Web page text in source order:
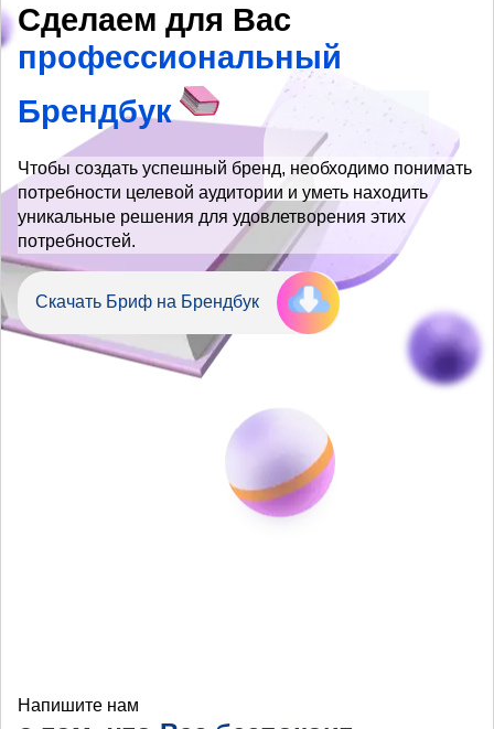
Сделаем для Вас
профессиональный
Брендбук
Чтобы создать успешный бренд, необходимо понимать
потребности целевой аудитории и уметь находить
уникальные решения для удовлетворения этих
потребностей.
Скачать Бриф на Брендбук
Напишите нам